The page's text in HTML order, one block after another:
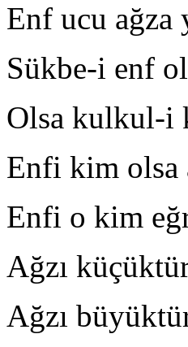
Enf ucu
Sükbe-i
Olsa
Enfi kim
Enfi o
Ağzı
Ağzı